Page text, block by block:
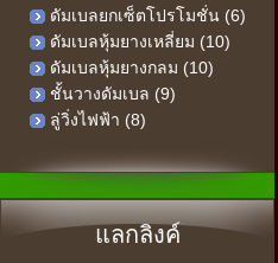
ดัมเบลยกเซ็ตโปรโมชั่น (6)
ดัมเบลหุ้มยางเหลี่ยม (10)
ดัมเบลหุ้มยางกลม (10)
ชั้นวางดัมเบล (9)
ลู่วิ่งไฟฟ้า (8)
แลกลิงค์